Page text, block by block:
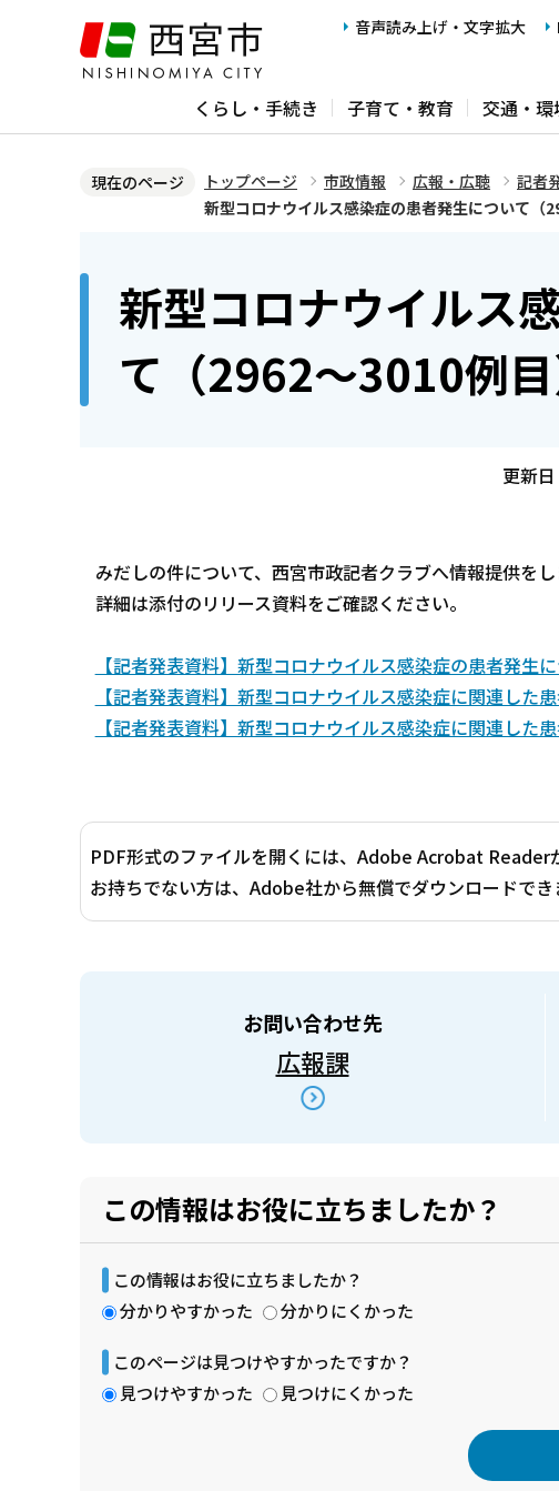
ジ
音声読み上げ・文字拡大
くらし・手続き 子育て・教育 交通・環
現在のページ トップページ 市政情報 広報・広聴 記者
新型コロナウイルス感染症の患者発生について（
新型コロナウイルス
て（2962～3010例目
更新
みだしの件について、西宮市政記者クラブへ情報提供をし
詳細は添付のリリース資料をご確認ください。
【記者発表資料】新型コロナウイルス感染症の患者発生
【記者発表資料】新型コロナウイルス感染症に関連した
【記者発表資料】新型コロナウイルス感染症に関連した
PDF形式のファイルを開くには、Adobe Acrobat Reader
お持ちでない方は、Adobe社から無償でダウンロードでき
お問い合わせ先
広報課
この情報はお役に立ちましたか？
この情報はお役に立ちましたか？
分かりやすかった
分かりにくかった
このページは見つけやすかったですか？
見つけやすかった
見つけにくかった